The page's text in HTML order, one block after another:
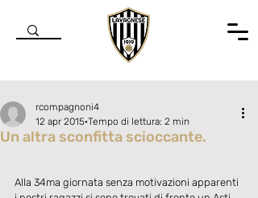
Un altra sconfitta scioccante.
rcompagnoni4
12 apr 2015 Tempo di lettura: 2 min
Alla 34ma giornata senza motivazioni apparenti